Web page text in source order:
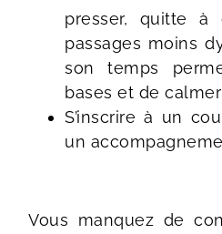
presser, quitte
passages moins
son temps
bases et de
S’inscrire à un
un
Vous manquez de